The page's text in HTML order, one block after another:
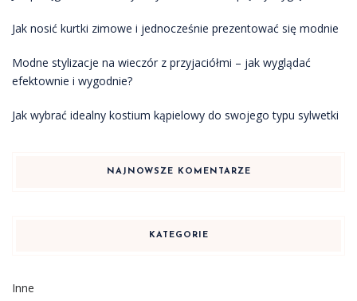
Jak nosić kurtki zimowe i jednocześnie prezentować się modnie
Modne stylizacje na wieczór z przyjaciółmi – jak wyglądać
efektownie i wygodnie?
Jak wybrać idealny kostium kąpielowy do swojego typu sylwetki
NAJNOWSZE KOMENTARZE
KATEGORIE
Inne